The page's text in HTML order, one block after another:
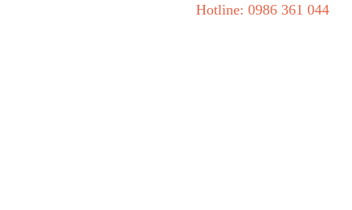
Hotline: 0986 361 044